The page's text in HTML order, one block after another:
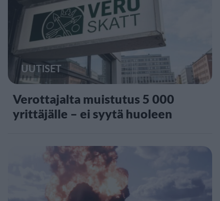
UUTISET
Verottajalta muistutus 5 000
yrittäjälle – ei syytä huoleen